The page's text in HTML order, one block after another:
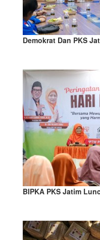
Demokrat Dan PKS
BIPKA PKS Jatim